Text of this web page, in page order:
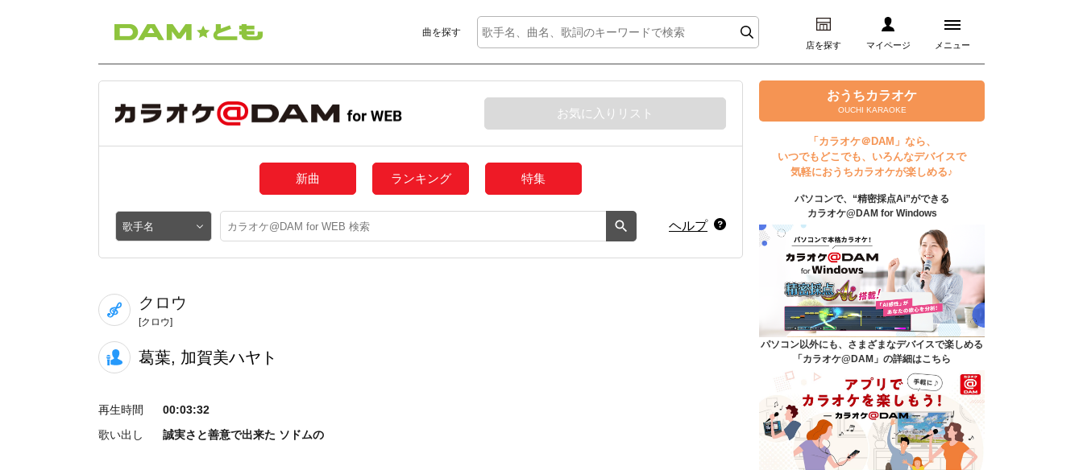
曲を探す
店を探す マイページ メニュー
ログイン
マイページ
プレミアムサービス
DAM★とも動画
DAM★とも録音
カラオケ＠DAM
ユーザー検索
キャンペーン
よくあるご質問
DAMの新曲・ランキングなど
お気に入りリスト
新曲 ランキング 特集
ヘルプ
クロウ
[クロウ]
葛葉, 加賀美ハヤト
再生時間
00:03:32
歌い出し
誠実さと善意で出来た ソドムの
おうちカラオケ
OUCHI KARAOKE
「カラオケ＠DAM」なら、
いつでもどこでも、いろんなデバイスで
気軽におうちカラオケが楽しめる♪
パソコンで、“精密採点Ai”ができる
カラオケ@DAM for Windows
パソコン以外にも、さまざまなデバイスで楽しめる
「カラオケ@DAM」の詳細はこちら